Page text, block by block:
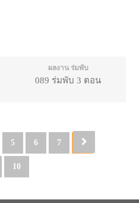
ผลงาน ร่มพับ
089 ร่มพับ 3 ตอน
5 6 7 8
10